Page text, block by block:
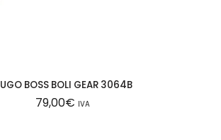
BOSS BOLI GEAR 3064B
79,00€ IVA